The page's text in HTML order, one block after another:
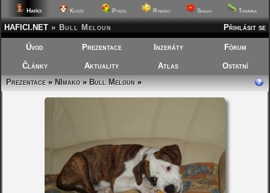
Hafíci Kočičí Ptáčci Rybičky Skalky Terárka
Přihlásit se
HAFICI.NET » Bull Meloun
Úvod Prezentace Inzeráty Fórum
Články Aktuality Atlas
Ostatní
Prezentace»NImako»Bull Meloun»